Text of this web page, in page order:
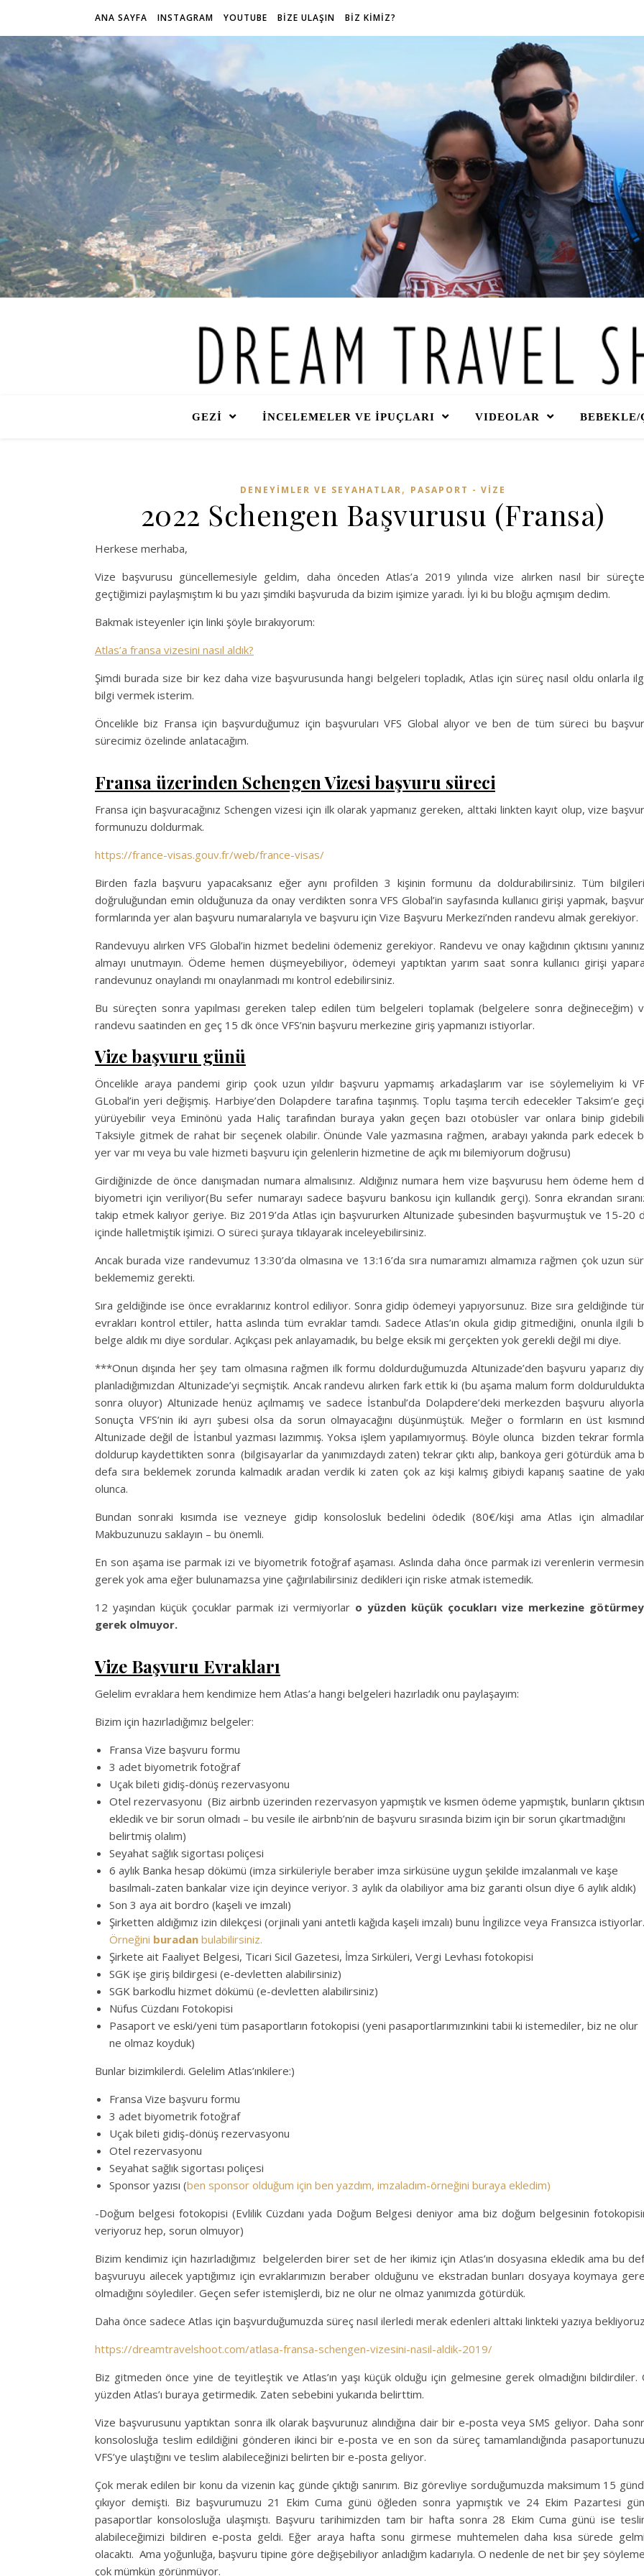
ANA SAYFA INSTAGRAM YOUTUBE BİZE ULAŞIN BİZ KİMİZ?
GEZİ İNCELEMELER VE İPUÇLARI VIDEOLAR BEBEKLE/
DENEYİMLER VE SEYAHATLAR, PASAPORT - VİZE
2022 Schengen Başvurusu (Fransa)
Herkese merhaba,
Vize başvurusu güncellemesiyle geldim, daha önceden Atlas’a 2019 yılında vize alırken nasıl bir
geçtiğimizi paylaşmıştım ki bu yazı şimdiki başvuruda da bizim işimize yaradı. İyi ki bu bloğu açmışım dedim.
Bakmak isteyenler için linki şöyle bırakıyorum:
Atlas’a fransa vizesini nasıl aldık?
Şimdi burada size bir kez daha vize başvurusunda hangi belgeleri topladık, Atlas için süreç nasıl oldu onlarla
bilgi vermek isterim.
Öncelikle biz Fransa için başvurduğumuz için başvuruları VFS Global alıyor ve ben de tüm süreci bu
sürecimiz özelinde anlatacağım.
Fransa üzerinden Schengen Vizesi başvuru süreci
Fransa için başvuracağınız Schengen vizesi için ilk olarak yapmanız gereken, alttaki linkten kayıt olup, vize
formunuzu doldurmak.
https://france-visas.gouv.fr/web/france-visas/
Birden fazla başvuru yapacaksanız eğer aynı profilden 3 kişinin formunu da doldurabilirsiniz. Tüm
doğruluğundan emin olduğunuza da onay verdikten sonra VFS Global’in sayfasında kullanıcı girişi yapmak,
formlarında yer alan başvuru numaralarıyla ve başvuru için Vize Başvuru Merkezi’nden randevu almak gerekiyor.
Randevuyu alırken VFS Global’in hizmet bedelini ödemeniz gerekiyor. Randevu ve onay kağıdının çıktısını
almayı unutmayın. Ödeme hemen düşmeyebiliyor, ödemeyi yaptıktan yarım saat sonra kullanıcı girişi
randevunuz onaylandı mı onaylanmadı mı kontrol edebilirsiniz.
Bu süreçten sonra yapılması gereken talep edilen tüm belgeleri toplamak (belgelere sonra değineceğim)
randevu saatinden en geç 15 dk önce VFS’nin başvuru merkezine giriş yapmanızı istiyorlar.
Vize başvuru günü
Öncelikle araya pandemi girip çook uzun yıldır başvuru yapmamış arkadaşlarım var ise söylemeliyim ki
GLobal’in yeri değişmiş. Harbiye’den Dolapdere tarafına taşınmış. Toplu taşıma tercih edecekler Taksim’e
yürüyebilir veya Eminönü yada Haliç tarafından buraya yakın geçen bazı otobüsler var onlara binip
Taksiyle gitmek de rahat bir seçenek olabilir. Önünde Vale yazmasına rağmen, arabayı yakında park edecek
yer var mı veya bu vale hizmeti başvuru için gelenlerin hizmetine de açık mı bilemiyorum doğrusu)
Girdiğinizde de önce danışmadan numara almalısınız. Aldığınız numara hem vize başvurusu hem ödeme hem
biyometri için veriliyor(Bu sefer numarayı sadece başvuru bankosu için kullandık gerçi). Sonra ekrandan
takip etmek kalıyor geriye. Biz 2019’da Atlas için başvururken Altunizade şubesinden başvurmuştuk ve 15-20
içinde halletmiştik işimizi. O süreci şuraya tıklayarak inceleyebilirsiniz.
Ancak burada vize randevumuz 13:30’da olmasına ve 13:16’da sıra numaramızı almamıza rağmen çok uzun
beklememiz gerekti.
Sıra geldiğinde ise önce evraklarınız kontrol ediliyor. Sonra gidip ödemeyi yapıyorsunuz. Bize sıra geldiğinde
evrakları kontrol ettiler, hatta aslında tüm evraklar tamdı. Sadece Atlas’ın okula gidip gitmediğini, onunla ilgili
belge aldık mı diye sordular. Açıkçası pek anlayamadık, bu belge eksik mi gerçekten yok gerekli değil mi diye.
***Onun dışında her şey tam olmasına rağmen ilk formu doldurduğumuzda Altunizade’den başvuru yaparız
planladığımızdan Altunizade’yi seçmiştik. Ancak randevu alırken fark ettik ki (bu aşama malum form
sonra oluyor) Altunizade henüz açılmamış ve sadece İstanbul’da Dolapdere’deki merkezden başvuru
Sonuçta VFS’nin iki ayrı şubesi olsa da sorun olmayacağını düşünmüştük. Meğer o formların en üst
Altunizade değil de İstanbul yazması lazımmış. Yoksa işlem yapılamıyormuş. Böyle olunca bizden tekrar
doldurup kaydettikten sonra (bilgisayarlar da yanımızdaydı zaten) tekrar çıktı alıp, bankoya geri götürdük ama
defa sıra beklemek zorunda kalmadık aradan verdik ki zaten çok az kişi kalmış gibiydi kapanış saatine de
olunca.
Bundan sonraki kısımda ise vezneye gidip konsolosluk bedelini ödedik (80€/kişi ama Atlas için
Makbuzunuzu saklayın – bu önemli.
En son aşama ise parmak izi ve biyometrik fotoğraf aşaması. Aslında daha önce parmak izi verenlerin
gerek yok ama eğer bulunamazsa yine çağırılabilirsiniz dedikleri için riske atmak istemedik.
12 yaşından küçük çocuklar parmak izi vermiyorlar o yüzden küçük çocukları vize merkezine
gerek olmuyor.
Vize Başvuru Evrakları
Gelelim evraklara hem kendimize hem Atlas’a hangi belgeleri hazırladık onu paylaşayım:
Bizim için hazırladığımız belgeler:
Fransa Vize başvuru formu
3 adet biyometrik fotoğraf
Uçak bileti gidiş-dönüş rezervasyonu
Otel rezervasyonu (Biz airbnb üzerinden rezervasyon yapmıştık ve kısmen ödeme yapmıştık, bunların
ekledik ve bir sorun olmadı – bu vesile ile airbnb’nin de başvuru sırasında bizim için bir sorun çıkartmadığını
belirtmiş olalım)
Seyahat sağlık sigortası poliçesi
6 aylık Banka hesap dökümü (imza sirküleriyle beraber imza sirküsüne uygun şekilde imzalanmalı ve kaşe
basılmalı-zaten bankalar vize için deyince veriyor. 3 aylık da olabiliyor ama biz garanti olsun diye 6 aylık aldık)
Son 3 aya ait bordro (kaşeli ve imzalı)
Şirketten aldığımız izin dilekçesi (orjinali yani antetli kağıda kaşeli imzalı) bunu İngilizce veya Fransızca istiyorlar.
Örneğini buradan bulabilirsiniz.
Şirkete ait Faaliyet Belgesi, Ticari Sicil Gazetesi, İmza Sirküleri, Vergi Levhası fotokopisi
SGK işe giriş bildirgesi (e-devletten alabilirsiniz)
SGK barkodlu hizmet dökümü (e-devletten alabilirsiniz)
Nüfus Cüzdanı Fotokopisi
Pasaport ve eski/yeni tüm pasaportların fotokopisi (yeni pasaportlarımızınkini tabii ki istemediler, biz ne olur
ne olmaz koyduk)
Bunlar bizimkilerdi. Gelelim Atlas’ınkilere:)
Fransa Vize başvuru formu
3 adet biyometrik fotoğraf
Uçak bileti gidiş-dönüş rezervasyonu
Otel rezervasyonu
Seyahat sağlık sigortası poliçesi
Sponsor yazısı (ben sponsor olduğum için ben yazdım, imzaladım-örneğini buraya ekledim)
-Doğum belgesi fotokopisi (Evlilik Cüzdanı yada Doğum Belgesi deniyor ama biz doğum belgesinin
veriyoruz hep, sorun olmuyor)
Bizim kendimiz için hazırladığımız belgelerden birer set de her ikimiz için Atlas’ın dosyasına ekledik ama bu
başvuruyu ailecek yaptığımız için evraklarımızın beraber olduğunu ve ekstradan bunları dosyaya koymaya
olmadığını söylediler. Geçen sefer istemişlerdi, biz ne olur ne olmaz yanımızda götürdük.
Daha önce sadece Atlas için başvurduğumuzda süreç nasıl ilerledi merak edenleri alttaki linkteki yazıya
https://dreamtravelshoot.com/atlasa-fransa-schengen-vizesini-nasil-aldik-2019/
Biz gitmeden önce yine de teyitleştik ve Atlas’ın yaşı küçük olduğu için gelmesine gerek olmadığını bildirdiler.
yüzden Atlas’ı buraya getirmedik. Zaten sebebini yukarıda belirttim.
Vize başvurusunu yaptıktan sonra ilk olarak başvurunuz alındığına dair bir e-posta veya SMS geliyor. Daha
konsolosluğa teslim edildiğini gönderen ikinci bir e-posta ve en son da süreç tamamlandığında
VFS’ye ulaştığını ve teslim alabileceğinizi belirten bir e-posta geliyor.
Çok merak edilen bir konu da vizenin kaç günde çıktığı sanırım. Biz görevliye sorduğumuzda maksimum 15
çıkıyor demişti. Biz başvurumuzu 21 Ekim Cuma günü öğleden sonra yapmıştık ve 24 Ekim Pazartesi
pasaportlar konsolosluğa ulaşmıştı. Başvuru tarihimizden tam bir hafta sonra 28 Ekim Cuma günü ise
alabileceğimizi bildiren e-posta geldi. Eğer araya hafta sonu girmese muhtemelen daha kısa sürede
olacaktı. Ama yoğunluğa, başvuru tipine göre değişebiliyor anladığım kadarıyla. O nedenle de net bir şey
çok mümkün görünmüyor.